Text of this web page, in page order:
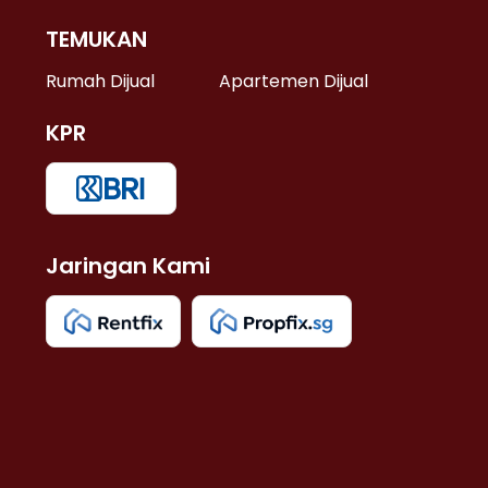
TEMUKAN
Rumah Dijual Apartemen Dijual
KPR
Jaringan Kami